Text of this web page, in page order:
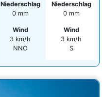
Niederschlag
0 mm
Wind
3 km/h
NNO
Niederschlag
0 mm
Wind
3 km/h
S